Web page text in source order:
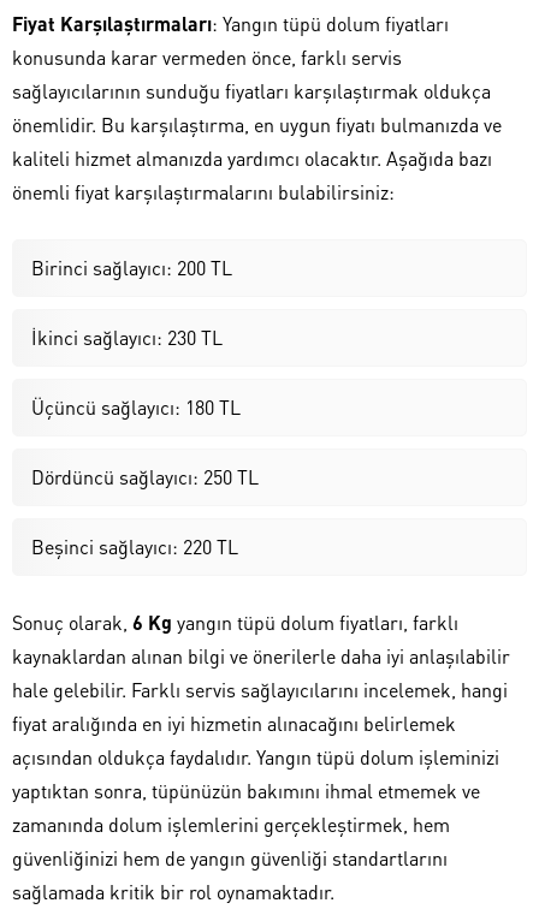
Fiyat Karşılaştırmaları: Yangın tüpü dolum fiyatları
konusunda karar vermeden önce, farklı servis
sağlayıcılarının sunduğu fiyatları karşılaştırmak oldukça
önemlidir. Bu karşılaştırma, en uygun fiyatı bulmanızda ve
kaliteli hizmet almanızda yardımcı olacaktır. Aşağıda bazı
önemli fiyat karşılaştırmalarını bulabilirsiniz:
Birinci sağlayıcı: 200 TL
İkinci sağlayıcı: 230 TL
Üçüncü sağlayıcı: 180 TL
Dördüncü sağlayıcı: 250 TL
Beşinci sağlayıcı: 220 TL
Sonuç olarak, 6 Kg yangın tüpü dolum fiyatları, farklı
kaynaklardan alınan bilgi ve önerilerle daha iyi anlaşılabilir
hale gelebilir. Farklı servis sağlayıcılarını incelemek, hangi
fiyat aralığında en iyi hizmetin alınacağını belirlemek
açısından oldukça faydalıdır. Yangın tüpü dolum işleminizi
yaptıktan sonra, tüpünüzün bakımını ihmal etmemek ve
zamanında dolum işlemlerini gerçekleştirmek, hem
güvenliğinizi hem de yangın güvenliği standartlarını
sağlamada kritik bir rol oynamaktadır.